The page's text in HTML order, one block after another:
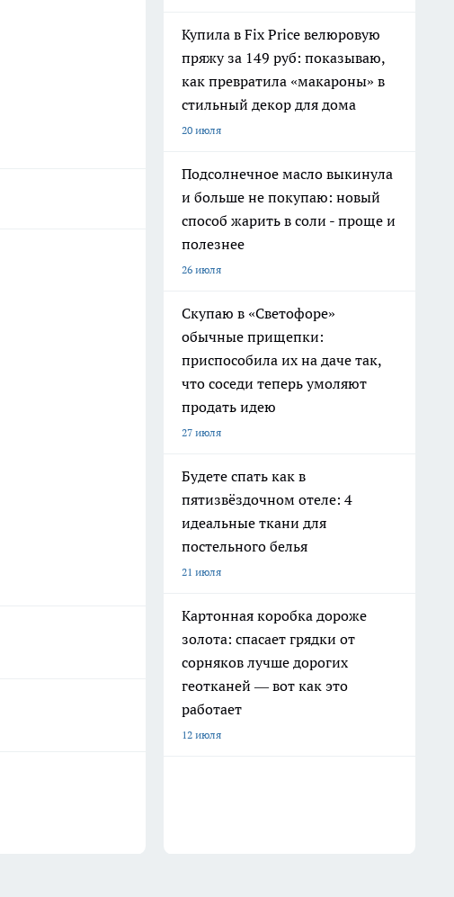
Купила в Fix Price велюровую
пряжу за 149 руб: показываю,
как превратила «макароны» в
стильный декор для дома
20 июля
Подсолнечное масло выкинула
и больше не покупаю: новый
способ жарить в соли - проще и
полезнее
26 июля
Скупаю в «Светофоре»
обычные прищепки:
приспособила их на даче так,
что соседи теперь умоляют
продать идею
27 июля
Будете спать как в
пятизвёздочном отеле: 4
идеальные ткани для
постельного белья
21 июля
Картонная коробка дороже
золота: спасает грядки от
сорняков лучше дорогих
геотканей — вот как это
работает
12 июля